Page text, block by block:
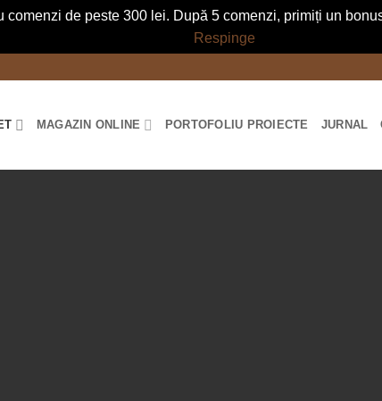
de peste 300 lei. După 5 comenzi, primiți un
Respinge
MAGAZIN ONLINE PORTOFOLIU PROIECTE JURNAL